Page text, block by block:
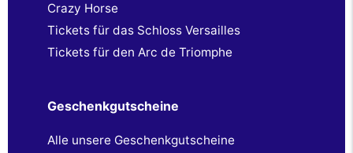
Crazy Horse
Tickets für das Schloss Versailles
Tickets für den Arc de Triomphe
Geschenkgutscheine
Alle unsere Geschenkgutscheine